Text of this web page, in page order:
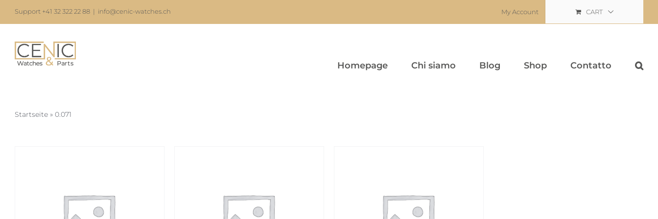
Support +41 32 322 22 88 info@cenic-watches.ch My Account CART
Homepage Chi siamo Blog Shop Contatto
Startseite » 0.071